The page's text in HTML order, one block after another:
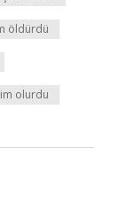
öldürdü
olurdu